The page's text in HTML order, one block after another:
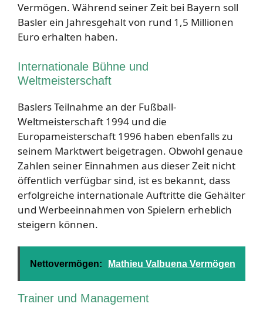
Vermögen. Während seiner Zeit bei Bayern soll
Basler ein Jahresgehalt von rund 1,5 Millionen
Euro erhalten haben.
Internationale Bühne und
Weltmeisterschaft
Baslers Teilnahme an der Fußball-
Weltmeisterschaft 1994 und die
Europameisterschaft 1996 haben ebenfalls zu
seinem Marktwert beigetragen. Obwohl genaue
Zahlen seiner Einnahmen aus dieser Zeit nicht
öffentlich verfügbar sind, ist es bekannt, dass
erfolgreiche internationale Auftritte die Gehälter
und Werbeeinnahmen von Spielern erheblich
steigern können.
Nettovermögen: Mathieu Valbuena Vermögen
Trainer und Management